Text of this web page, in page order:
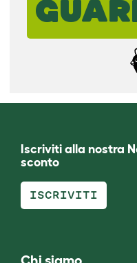
Iscriviti alla nostra
sconto
ISCRIVITI